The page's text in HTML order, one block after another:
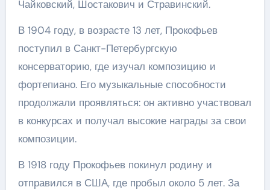
Чайковский, Шостакович и Стравинский.
В 1904 году, в возрасте 13 лет, Прокофьев
поступил в Санкт-Петербургскую
консерваторию, где изучал композицию и
фортепиано. Его музыкальные способности
продолжали проявляться: он активно участвовал
в конкурсах и получал высокие награды за свои
композиции.
В 1918 году Прокофьев покинул родину и
отправился в США, где пробыл около 5 лет. За